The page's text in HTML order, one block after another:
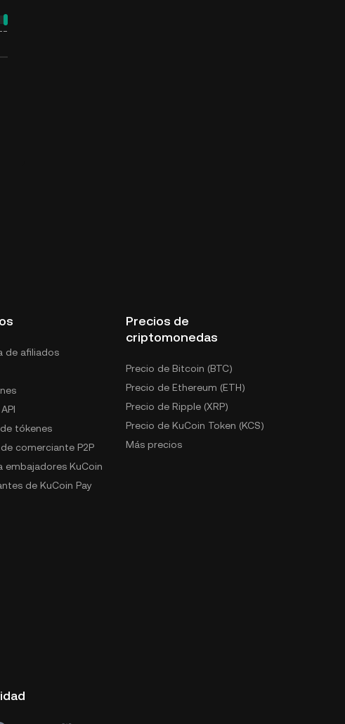
de afiliados
tókenes
comerciante P2P
embajadores KuCoin
de KuCoin Pay
Precios de
criptomonedas
Precio de Bitcoin (BTC)
Precio de Ethereum (ETH)
Precio de Ripple (XRP)
Precio de KuCoin Token (KCS)
Más precios